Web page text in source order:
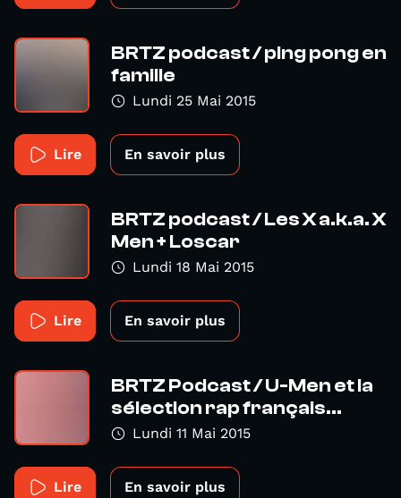
BRTZ podcast / ping pong en
famille
Lundi 25 Mai 2015
Lire En savoir plus
BRTZ podcast / Les X a.k.a. X
Men + Loscar
Lundi 18 Mai 2015
Lire En savoir plus
BRTZ Podcast / U-Men et la
sélection rap français...
Lundi 11 Mai 2015
Lire En savoir plus